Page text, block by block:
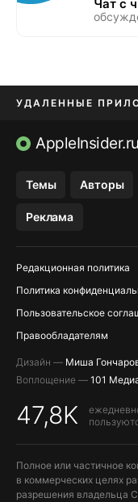
Чат с
УДАЛЕННЫЕ
ПРИЛОЖЕНИЯ БЕЗ
AppleInsider.ru
Темы Авторы
Реклама
Редакционная политика
Политика
Пользовательское
Правообладателям
Дизайн — Миша
Воплощение — 101
47,8K
Полное или частичное
в коммерческих целях
разрешения владельца